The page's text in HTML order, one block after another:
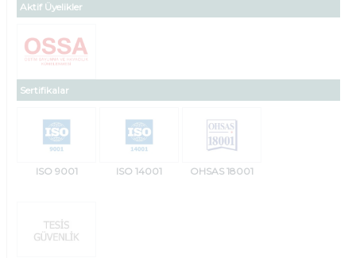
Aktif Üyelikler
Sertifikalar
ISO 9001 ISO 14001 OHSAS 18001